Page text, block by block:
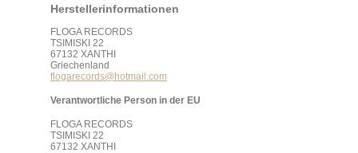
Herstellerinformationen
FLOGA RECORDS
TSIMISKI 22
67132 XANTHI
Griechenland
flogarecords@hotmail.com
Verantwortliche Person in der EU
FLOGA RECORDS
TSIMISKI 22
67132 XANTHI